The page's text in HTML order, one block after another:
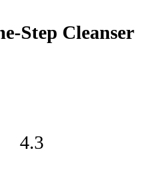
Step Cleanser
4.3